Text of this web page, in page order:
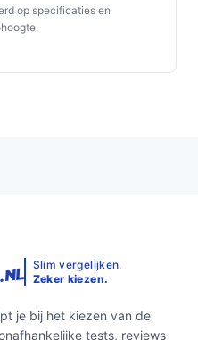
vereist een 2.4GHz-
werken niet.
sturen bij beweging via
tegen
en muurbeugel:
vergemakkelijkt.
SD-kaart in de verpakking
op specificaties en
Slim vergelijken.
Zeker kiezen.
je bij het kiezen van de
tests, reviews